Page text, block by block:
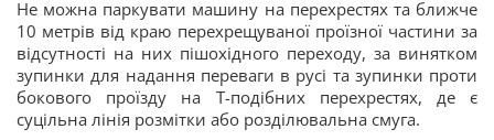
Не можна паркувати машину на перехрестях та ближче
10 метрів від краю перехрещуваної проїзної частини за
відсутності на них пішохідного переходу, за винятком
зупинки для надання переваги в русі та зупинки проти
бокового проїзду на Т-подібних перехрестях, де є
суцільна лінія розмітки або розділювальна смуга.